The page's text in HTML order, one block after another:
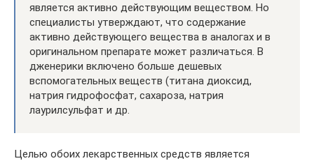
является активно действующим веществом. Но
специалисты утверждают, что содержание
активно действующего вещества в аналогах и в
оригинальном препарате может различаться. В
дженерики включено больше дешевых
вспомогательных веществ (титана диоксид,
натрия гидрофосфат, сахароза, натрия
лаурилсульфат и др.
Целью обоих лекарственных средств является